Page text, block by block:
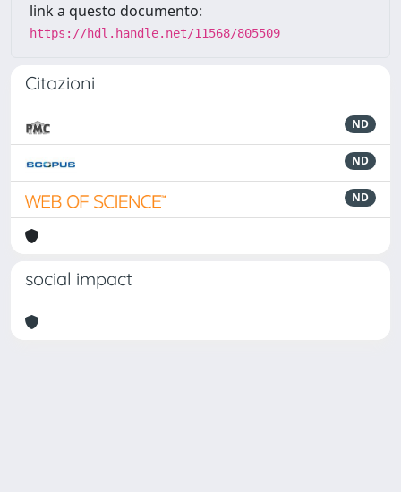
link a questo documento:
https://hdl.handle.net/11568/805509
Citazioni
ND
ND
ND
social impact